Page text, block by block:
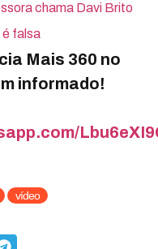
chama Davi Brito
é falsa
Mais 360 no
informado!
vídeo